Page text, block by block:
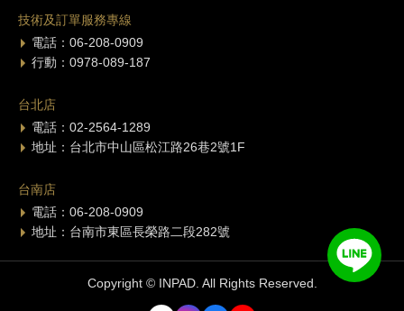
技術及訂單服務專線
電話：06-208-0909
行動：0978-089-187
台北店
電話：02-2564-1289
地址：台北市中山區松江路26巷2號1F
台南店
電話：06-208-0909
地址：台南市東區長榮路二段282號
Copyright © INPAD. All Rights Reserved.